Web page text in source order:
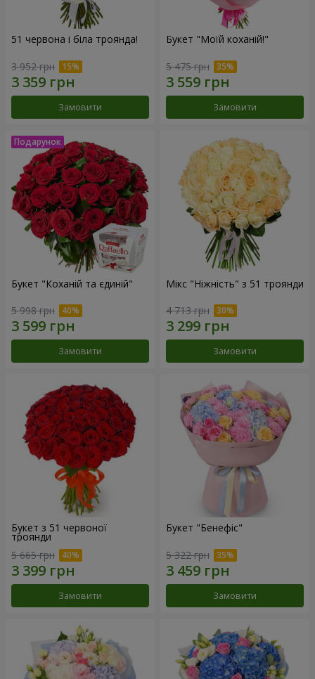
51 червона і біла троянда!
3 952 грн
Замовити
Букет "Моїй коханій!"
5 475 грн
Замовити
Букет "Коханій та єдиній"
5 998 грн
Замовити
Мікс "Ніжність" з 51 троянди
4 713 грн
Замовити
Букет з 51 червоної
троянди
5 665 грн
Замовити
Букет "Бенефіс"
5 322 грн
Замовити